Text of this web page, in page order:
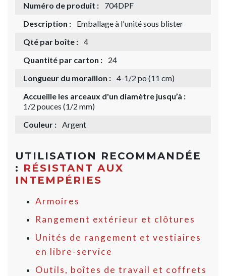
Numéro de produit :
704DPF
Description :
Emballage à l'unité sous blister
Qté par boîte : 4
Quantité par carton :
24
Longueur du moraillon : 4-1/2 po (11 cm)
Accueille les arceaux d'un diamètre jusqu’à :
1/2 pouces (1/2 mm)
Couleur : Argent
UTILISATION RECOMMANDÉE
: RÉSISTANT AUX
INTEMPÉRIES
Armoires
Rangement extérieur et clôtures
Unités de rangement et vestiaires
en libre-service
Outils, boîtes de travail et coffrets